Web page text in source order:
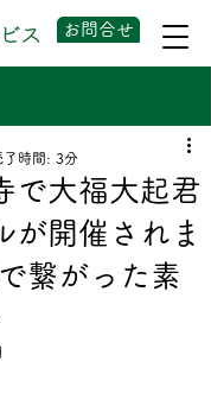
お問合せ
で大福大起君
が開催されま
繋がった素
了時間: 3分